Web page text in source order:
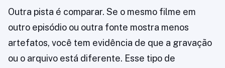
Outra pista é comparar. Se o mesmo filme em
outro episódio ou outra fonte mostra menos
artefatos, você tem evidência de que a gravação
ou o arquivo está diferente. Esse tipo de